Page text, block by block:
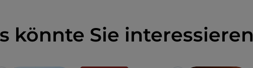
könnte Sie interessieren